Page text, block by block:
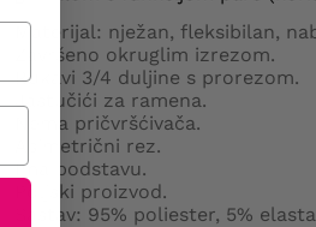
Materijal: nježan, fleksibilan,
Završeno okruglim izrezom.
Rukavi 3/4 duljine s prorezom.
Jastučići za ramena.
Nema pričvršćivača.
Asimetrični rez.
Ima podstavu.
Poljski proizvod.
Sastav: 95% poliester, 5%